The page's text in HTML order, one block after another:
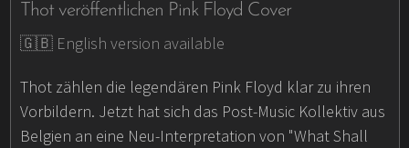
Thot veröffentlichen Pink Floyd Cover
🇬🇧 English version available
Thot zählen die legendären Pink Floyd klar zu ihren
Vorbildern. Jetzt hat sich das Post-Music Kollektiv aus
Belgien an eine Neu-Interpretation von "What Shall